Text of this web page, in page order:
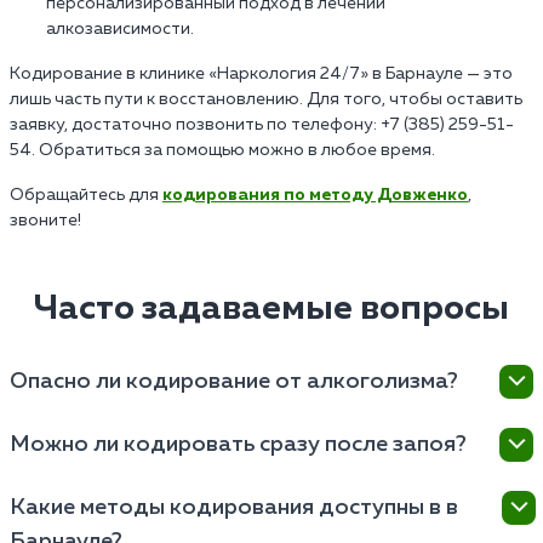
персонализированный подход в лечении
алкозависимости.
Кодирование в клинике «Наркология 24/7» в Барнауле — это
лишь часть пути к восстановлению. Для того, чтобы оставить
заявку, достаточно позвонить по телефону: +7 (385) 259-51-
54. Обратиться за помощью можно в любое время.
Обращайтесь для кодирования по методу Довженко,
звоните!
Часто задаваемые вопросы
Опасно ли кодирование от алкоголизма?
считается относительно безопасной процедурой,
предварительной диагностики. Специалист
Можно ли кодировать сразу после запоя?
нельзя — это противоречит медицинским
Какие методы кодирования доступны в в